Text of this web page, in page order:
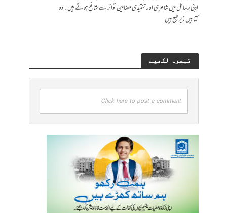
ادبی رسائل میں شاعری اور تنقیدی مضامین تواتر سے شائع ہوتے ہیں۔ دو
کتابیں زیر طبع ہیں
تبصرہ لکھیے
Click here to post a comment